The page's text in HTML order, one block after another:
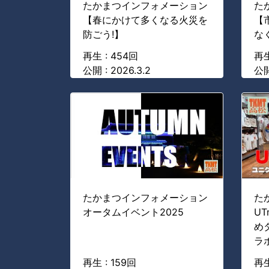
たかまつインフォメーション
【春にかけて多くなる火災を
防ごう!】
再生 : 454回
公開 : 2026.3.2
た
な
再
公
たかまつインフォメーション
オータムイベント2025
再生 : 159回
た
め
ラ
再